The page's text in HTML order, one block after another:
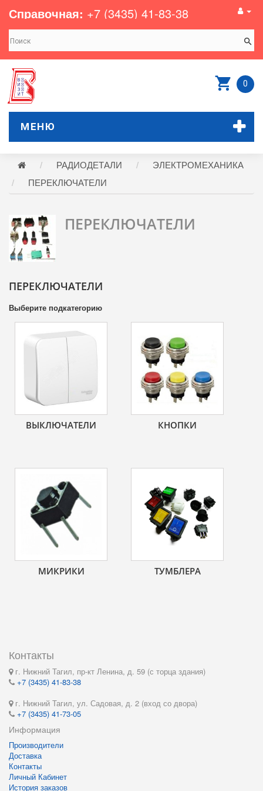
Справочная: +7 (3435) 41-83-38
0
МЕНЮ
РАДИОДЕТАЛИ
ЭЛЕКТРОМЕХАНИКА
ПЕРЕКЛЮЧАТЕЛИ
ПЕРЕКЛЮЧАТЕЛИ
ПЕРЕКЛЮЧАТЕЛИ
Выберите подкатегорию
ВЫКЛЮЧАТЕЛИ КНОПКИ
МИКРИКИ ТУМБЛЕРА
Контакты
г. Нижний Тагил, пр-кт Ленина, д. 59 (с торца здания)
+7 (3435) 41-83-38
г. Нижний Тагил, ул. Садовая, д. 2 (вход со двора)
+7 (3435) 41-73-05
Информация
Производители
Доставка
Контакты
Личный Кабинет
История заказов